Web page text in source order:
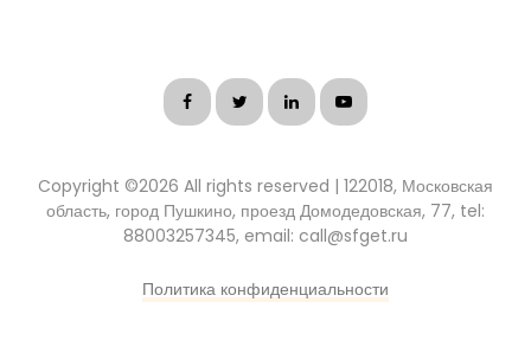
Copyright ©2026 All rights reserved | 122018, Московская
область, город Пушкино, проезд Домодедовская, 77, tel:
88003257345, email: call@sfget.ru
Политика конфиденциальности